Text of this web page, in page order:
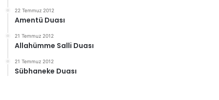
22 Temmuz 2012
Amentü Duası
21 Temmuz 2012
Allahümme Salli Duası
21 Temmuz 2012
Sübhaneke Duası